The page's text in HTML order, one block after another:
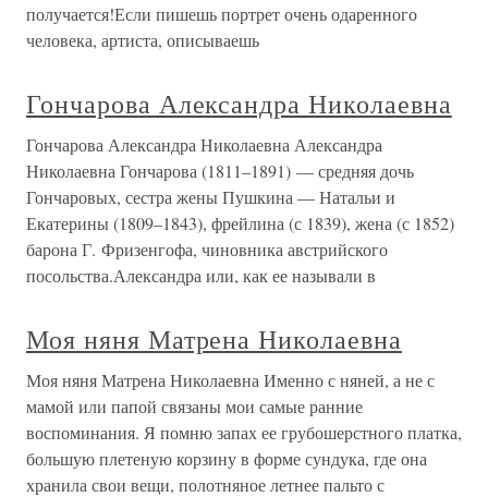
получается!Если пишешь портрет очень одаренного
человека, артиста, описываешь
Гончарова Александра Николаевна
Гончарова Александра Николаевна Александра
Николаевна Гончарова (1811–1891) — средняя дочь
Гончаровых, сестра жены Пушкина — Натальи и
Екатерины (1809–1843), фрейлина (с 1839), жена (с 1852)
барона Г. Фризенгофа, чиновника австрийского
посольства.Александра или, как ее называли в
Моя няня Матрена Николаевна
Моя няня Матрена Николаевна Именно с няней, а не с
мамой или папой связаны мои самые ранние
воспоминания. Я помню запах ее грубошерстного платка,
большую плетеную корзину в форме сундука, где она
хранила свои вещи, полотняное летнее пальто с